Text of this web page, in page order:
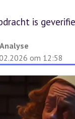
is
Analyse
om 12:58